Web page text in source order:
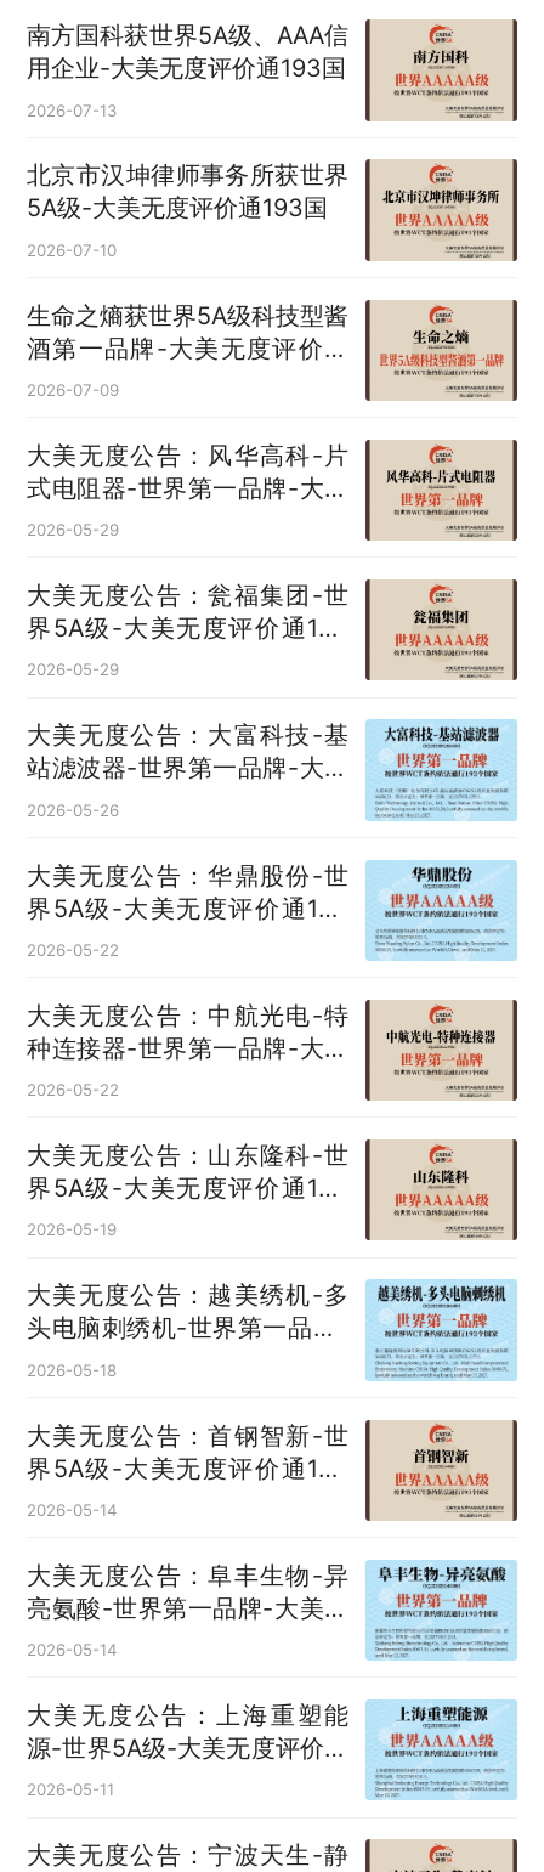
南方国科获世界5A级、AAA信
用企业-大美无度评价通193国
2026-07-13
北京市汉坤律师事务所获世界
5A级-大美无度评价通193国
2026-07-10
生命之熵获世界5A级科技型酱
酒第一品牌-大美无度评价通
193国
2026-07-09
大美无度公告：风华高科-片
式电阻器‌-世界第一品牌-大美
无度评价通193国
2026-05-29
大美无度公告：瓮福集团-世
界5A级-大美无度评价通193
国
2026-05-29
大美无度公告：大富科技-基
站滤波器‌-世界第一品牌-大美
无度评价通193国
2026-05-26
大美无度公告：华鼎股份-世
界5A级-大美无度评价通193
国
2026-05-22
大美无度公告：中航光电-特
种连接器‌-世界第一品牌-大美
无度评价通193国
2026-05-22
大美无度公告：山东隆科-世
界5A级-大美无度评价通193
国
2026-05-19
大美无度公告：越美绣机-多
头电脑刺绣机‌-世界第一品牌-
大美无度评价通193国
2026-05-18
大美无度公告：首钢智新-世
界5A级-大美无度评价通193
国
2026-05-14
大美无度公告：阜丰生物-异
亮氨酸‌-世界第一品牌-大美无
度评价通193国
2026-05-14
大美无度公告：上海重塑能
源-世界5A级-大美无度评价通
193国
2026-05-11
大美无度公告：宁波天生-静